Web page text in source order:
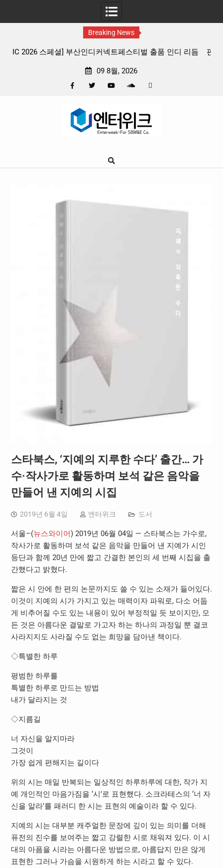
Breaking News
판타지 케이팝 애니메이션 ‘고스트밴드’ 8월 26일(수) 개봉
09 8월, 2026
Google
스타북스, ‘지예의 지루한 수다’ 출간… 가
수·작사가로 활동하며 보석 같은 음악을
만들어 낸 지예의 시집
2019년 6월 4일 엔터위크 도서
서울–(뉴스와이어) 2019년 06월 04일 — 스타북스는 가수로,
작사가로 활동하며 보석 같은 음악을 만들어 낸 지예가 시인
등단과 함께 20년 만에 짧고 간결한 본인의 세 번째 시집을 출
간했다고 밝혔다.
짧은 시 안에 한 편의 논문까지도 쓸 수 있는 소재가 들어있다.
이것이 지예의 시가 가지고 있는 매력이자 파워로, 다소 어둡
게 비추어질 수도 있는 내용이 있어 부정적일 듯 보이지만, 모
든 것은 아름다운 결말로 가고자 하는 하나의 과정일 뿐 결코
사라지지도 사라질 수도 없는 희망을 담아낸 책이다.
◇특별한 하루
평범한 하루를
특별한 하루로 만드는 방법
내가 달라지는 것
◇지름길
너 자신을 알지마라
그것이
가장 쉽게 편해지는 길이다
위의 시는 매일 반복되는 일상적인 하루하루에 대한, 작가 지
예 개인적인 마음가짐을 ‘시’로 표현했다. 소크라테스의 ‘너 자
신을 알라’를 패러디 한 시는 표현의 예술이라 할 수 있다.
지예의 시는 대부분 캐주얼한 문장에 깊이 있는 의미를 더해
퓨전의 진수를 보여주는 짧고 강렬한 시로 채워져 있다. 이 시
대의 아픔을 시라는 아름다운 방법으로, 아름답지 만은 않게
표현한 그러나 가슴을 시원하게 하는 시라고 할 수 있다.